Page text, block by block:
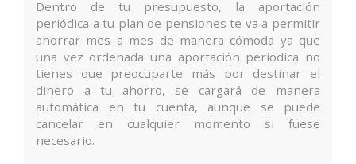
Dentro de tu presupuesto, la aportación
periódica a tu plan de pensiones te va a permitir
ahorrar mes a mes de manera cómoda ya que
una vez ordenada una aportación periódica no
tienes que preocuparte más por destinar el
dinero a tu ahorro, se cargará de manera
automática en tu cuenta, aunque se puede
cancelar en cualquier momento si fuese
necesario.